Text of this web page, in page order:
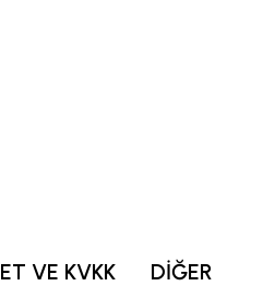
VE KVKK DİĞER